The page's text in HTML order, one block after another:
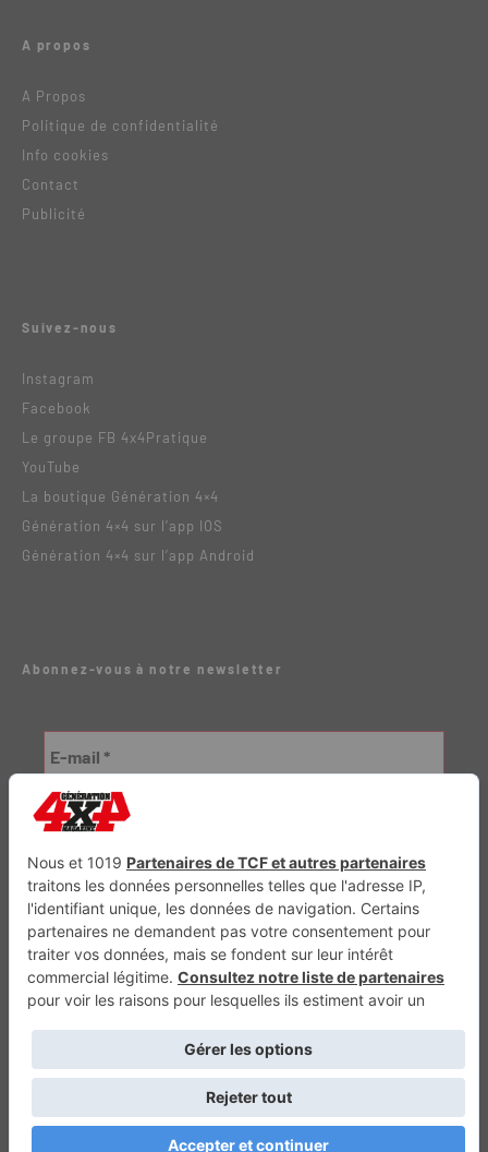
A propos
A Propos
Politique de confidentialité
Info cookies
Contact
Publicité
Suivez-nous
Instagram
Facebook
Le groupe FB 4x4Pratique
YouTube
La boutique Génération 4×4
Génération 4×4 sur l’app IOS
Génération 4×4 sur l’app Android
Abonnez-vous à notre newsletter
Génération Electrique Génération Sans Permis VTTAE.fr FullAttack
Retour en haut